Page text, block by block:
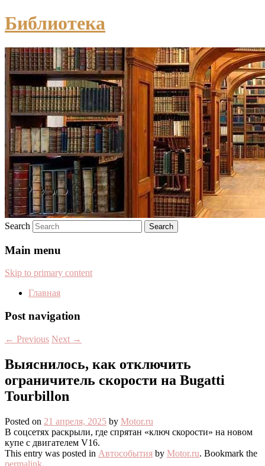
Библиотека
Search
Main menu
Skip to primary content
Главная
Post navigation
← Previous Next →
Выяснилось, как отключить
ограничитель скорости на Bugatti
Tourbillon
Posted on 21 апреля, 2025 by Motor.ru
В соцсетях раскрыли, где спрятан «ключ скорости» на новом
купе с двигателем V16.
This entry was posted in Автособытия by Motor.ru. Bookmark the
permalink.